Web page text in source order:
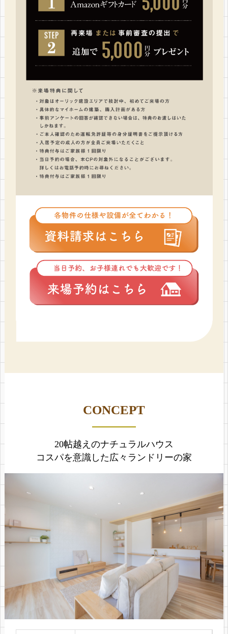
CONCEPT
20帖越えのナチュラルハウス
コスパを意識した広々ランドリーの家